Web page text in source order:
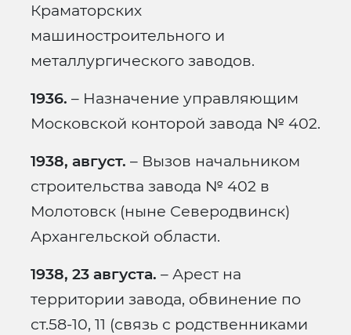
Краматорских
машиностроительного и
металлургического заводов.
1936. – Назначение управляющим
Московской конторой завода № 402.
1938, август. – Вызов начальником
строительства завода № 402 в
Молотовск (ныне Северодвинск)
Архангельской области.
1938, 23 августа. – Арест на
территории завода, обвинение по
ст.58-10, 11 (связь с родственниками